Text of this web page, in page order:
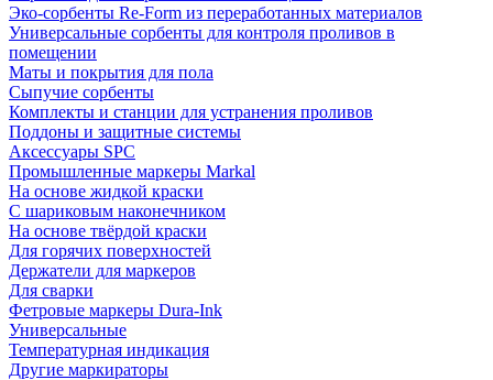
Эко-сорбенты Re-Form из переработанных материалов
Универсальные сорбенты для контроля проливов в
помещении
Маты и покрытия для пола
Сыпучие сорбенты
Комплекты и станции для устранения проливов
Поддоны и защитные системы
Аксессуары SPC
Промышленные маркеры Markal
На основе жидкой краски
С шариковым наконечником
На основе твёрдой краски
Для горячих поверхностей
Держатели для маркеров
Для сварки
Фетровые маркеры Dura-Ink
Универсальные
Температурная индикация
Другие маркираторы